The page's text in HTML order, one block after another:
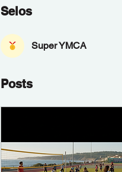
Selos
Super YMCA
Posts